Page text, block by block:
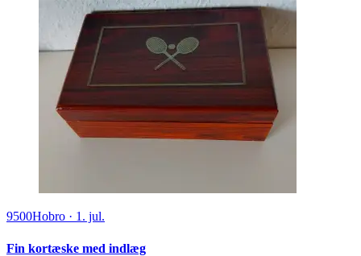
9500Hobro · 1. jul.
Fin kortæske med indlæg